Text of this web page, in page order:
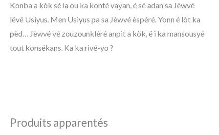
Konba a kòk sé la ou ka konté vayan, é sé adan sa Jèwvé
lévé Usiyus. Men Usiyus pa sa Jèwvé èspéré. Yonn é lòt ka
pèd… Jèwvé vé zouzounkléré anpit a kòk, é i ka mansousyé
tout konsékans. Ka ka rivé-yo ?
Produits apparentés